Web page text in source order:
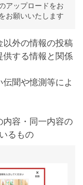
アップロードをお
お願いいたします
以外の情報の投稿
供する情報と関係
聞や憶測等によ
内容・同一内容の
るもの